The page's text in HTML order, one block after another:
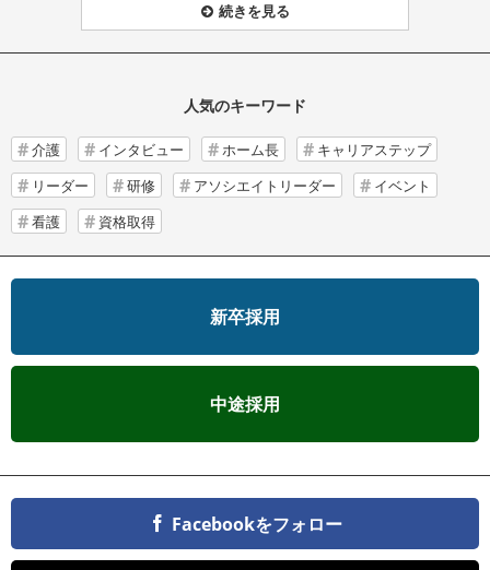
続きを見る
人気のキーワード
介護 インタビュー ホーム長
キャリアステップ
リーダー
研修 アソシエイトリーダー
イベント
看護
資格取得
新卒採用
中途採用
Facebookをフォロー